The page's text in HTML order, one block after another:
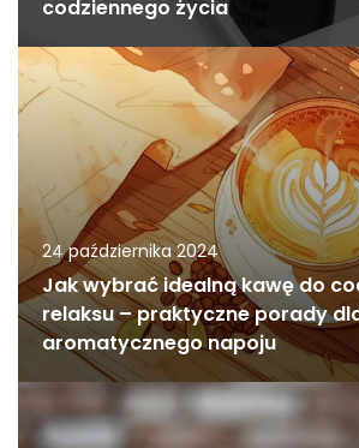
codziennego życia
24 października 2024
Jak wybrać idealną kawę do
relaksu – praktyczne porady
aromatycznego napoju